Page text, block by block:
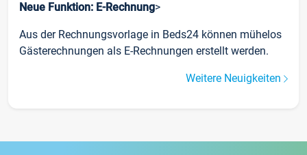
Neue Funktion: E-Rechnung>
Aus der Rechnungsvorlage in Beds24 können mühelos
Gästerechnungen als E-Rechnungen erstellt werden.
Weitere Neuigkeiten